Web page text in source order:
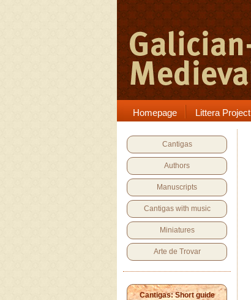
Homepage Littera Project
Cantigas
Authors
Manuscripts
Cantigas with music
Miniatures
Arte de Trovar
Cantigas: Short guide